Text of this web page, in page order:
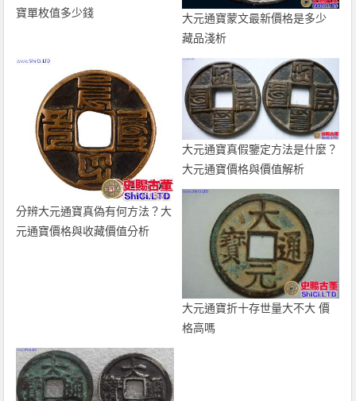
寶單枚值多少錢
大元通寶蒙文最新價格是多少
藏品淺析
分辨大元通寶真偽有何方法？大
元通寶價格與收藏價值分析
大元通寶真假鑒定方法是什麼？
大元通寶價格與價值解析
大元通寶折十存世量大不大 價
格高嗎